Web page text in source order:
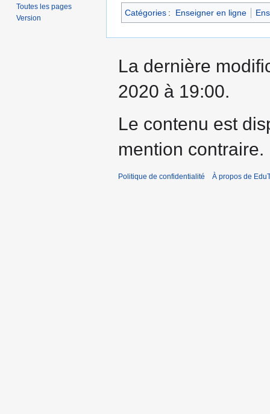
Catégories : Enseigner en ligne
Toutes les pages
Version
La dernière
2020 à 19:00.
Le contenu est
mention contraire.
Politique de confidentialité À propos de